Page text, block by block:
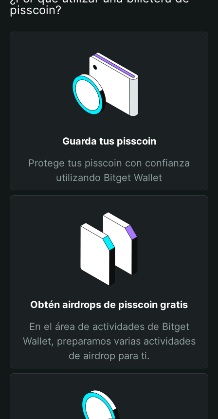
pisscoin?
Guarda tus pisscoin
Protege tus pisscoin con confianza
utilizando Bitget Wallet
Obtén airdrops de pisscoin gratis
En el área de actividades de Bitget
Wallet, preparamos varias actividades
de airdrop para ti.